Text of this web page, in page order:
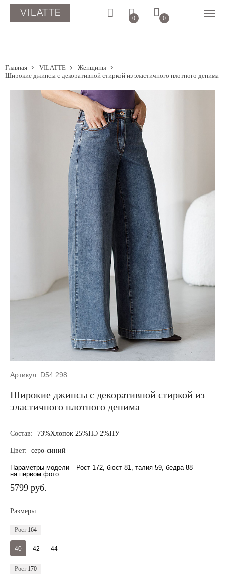
0 0
Главная VILATTE
Женщины
Широкие джинсы с декоративной стиркой из эластичного плотного денима
Артикул: D54.298
Широкие джинсы с декоративной стиркой из
эластичного плотного денима
Состав: 73%Хлопок 25%ПЭ 2%ПУ
Цвет: серо-синий
Параметры модели
на первом фото:
Рост 172, бюст 81, талия 59, бедра 88
5799 руб.
Размеры:
Рост 164
40 42 44
Рост 170